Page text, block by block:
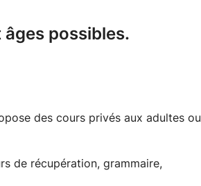
possibles.
des cours privés aux adultes ou
de récupération, grammaire,